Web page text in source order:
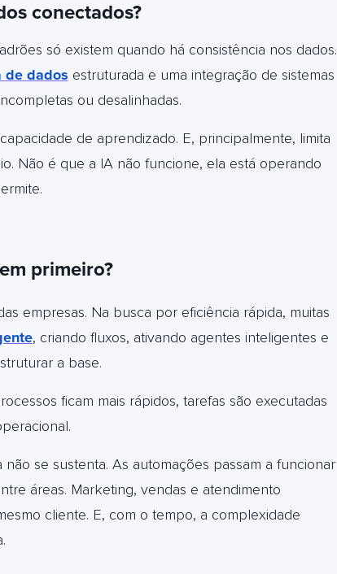
conectados?
só existem quando há consistência nos dados.
de dados estruturada e uma integração de sistemas
ou desalinhadas.
de aprendizado. E, principalmente, limita
Não é que a IA não funcione, ela está operando
primeiro?
empresas. Na busca por eficiência rápida, muitas
, criando fluxos, ativando agentes inteligentes e
a base.
ficam mais rápidos, tarefas são executadas
se sustenta. As automações passam a funcionar
áreas. Marketing, vendas e atendimento
cliente. E, com o tempo, a complexidade